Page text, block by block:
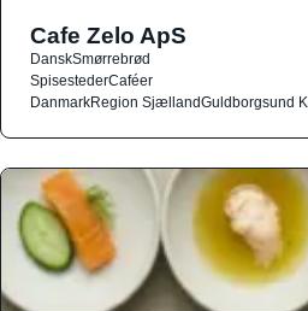
Cafe Zelo ApS
DanskSmørrebrød
SpisestederCaféer
DanmarkRegion SjællandGuldborgsund